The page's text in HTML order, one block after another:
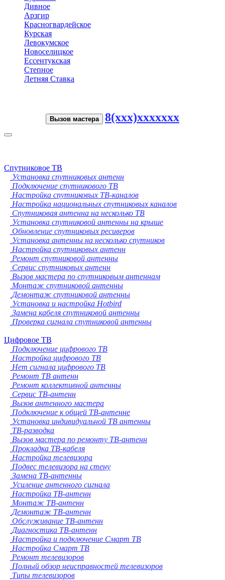
Дивное
Арзгир
Красногвардейское
Курская
Левокумское
Новоселицкое
Ессентукская
Степное
Летняя Ставка
Вызов мастера 8(xxx)xxxxxxx
Toggle
Спутниковое ТВ
Установка спутниковых антенн
Подключение спутникового ТВ
Настройка спутниковых ТВ-каналов
Настройка национальных спутниковых каналов
Спутниковая антенна на несколько ТВ
Установка спутниковой антенны на крыше
Обновление спутниковых ресиверов
Установка антенны на несколько спутников
Настройка спутниковых антенн
Ремонт спутниковой антенны
Сервис спутниковых антенн
Вызов мастера по спутниковым антеннам
Монтаж спутниковой антенны
Демонтаж спутниковой антенны
Установка и настройка Hotbird
Замена кабеля спутниковой антенны
Проверка сигнала спутниковой антенны
Цифровое ТВ
Подключение цифрового ТВ
Настройка цифрового ТВ
Нет сигнала цифрового ТВ
Ремонт ТВ антенн
Ремонт коллективной антенны
Сервис ТВ-антенн
Вызов антенного мастера
Подключение к общей ТВ-антенне
Установка индивидуальной ТВ антенны
ТВ-разводка
Вызов мастера по ремонту ТВ-антенн
Прокладка ТВ-кабеля
Настройка телевизора
Подвес телевизора на стену
Замена ТВ-антенны
Усиление антенного сигнала
Настройка ТВ-антенн
Монтаж ТВ-антенн
Демонтаж ТВ-антенн
Обслуживание ТВ-антенн
Диагностика ТВ-антенн
Настройка и подключение Смарт ТВ
Настройка Смарт ТВ
Ремонт телевизоров
Полный обзор неисправностей телевизоров
Типы телевизоров